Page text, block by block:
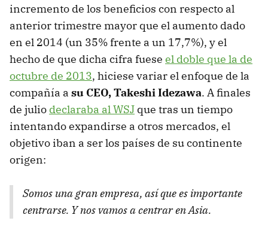
incremento de los beneficios con respecto al
anterior trimestre mayor que el aumento dado
en el 2014 (un 35% frente a un 17,7%), y el
hecho de que dicha cifra fuese el doble que la de
octubre de 2013, hiciese variar el enfoque de la
compañía a su CEO, Takeshi Idezawa. A finales
de julio declaraba al WSJ que tras un tiempo
intentando expandirse a otros mercados, el
objetivo iban a ser los países de su continente
origen:
Somos una gran empresa, así que es importante
centrarse. Y nos vamos a centrar en Asia.